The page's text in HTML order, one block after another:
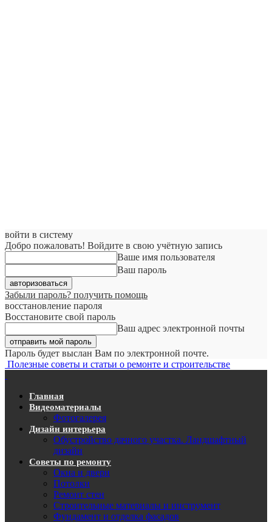
войти в систему
Добро пожаловать! Войдите в свою учётную запись
Ваше имя пользователя
Ваш пароль
Забыли пароль? получить помощь
восстановление пароля
Восстановите свой пароль
Ваш адрес электронной почты
Пароль будет выслан Вам по электронной почте.
Полезные советы и статьи о ремонте и строительстве
Главная
Видеоматериалы
Фотогалерея
Дизайн интерьера
Обустройство дачного участка. Ландшафтный
дизайн
Советы по ремонту
Окна и двери
Потолки
Ремонт стен
Строительные материалы и инструмент
Фундамент и отделка фасадов